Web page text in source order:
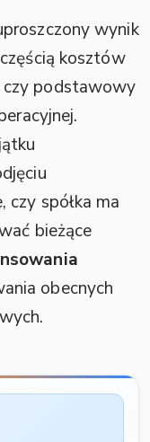
wynik
kosztów
podstawowy
czy spółka ma
bieżące
obecnych